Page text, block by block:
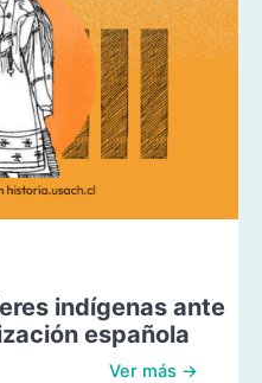
indígenas ante
española
Ver más →